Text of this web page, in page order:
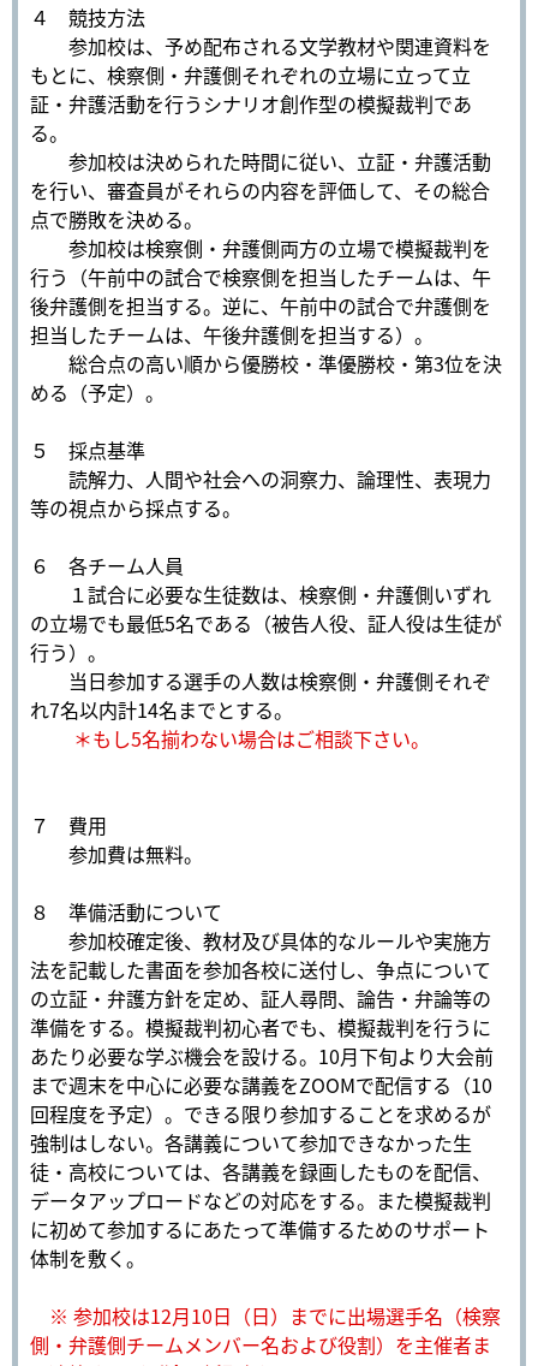
４ 競技方法
参加校は、予め配布される文学教材や関連資料を
もとに、検察側・弁護側それぞれの立場に立って立
証・弁護活動を行うシナリオ創作型の模擬裁判であ
る。
参加校は決められた時間に従い、立証・弁護活動
を行い、審査員がそれらの内容を評価して、その総合
点で勝敗を決める。
参加校は検察側・弁護側両方の立場で模擬裁判を
行う（午前中の試合で検察側を担当したチームは、午
後弁護側を担当する。逆に、午前中の試合で弁護側を
担当したチームは、午後弁護側を担当する）。
総合点の高い順から優勝校・準優勝校・第3位を決
める（予定）。
５ 採点基準
読解力、人間や社会への洞察力、論理性、表現力
等の視点から採点する。
６ 各チーム人員
１試合に必要な生徒数は、検察側・弁護側いずれ
の立場でも最低5名である（被告人役、証人役は生徒が
行う）。
当日参加する選手の人数は検察側・弁護側それぞ
れ7名以内計14名までとする。
＊もし5名揃わない場合はご相談下さい。
７ 費用
参加費は無料。
８ 準備活動について
参加校確定後、教材及び具体的なルールや実施方
法を記載した書面を参加各校に送付し、争点について
の立証・弁護方針を定め、証人尋問、論告・弁論等の
準備をする。模擬裁判初心者でも、模擬裁判を行うに
あたり必要な学ぶ機会を設ける。10月下旬より大会前
まで週末を中心に必要な講義をZOOMで配信する（10
回程度を予定）。できる限り参加することを求めるが
強制はしない。各講義について参加できなかった生
徒・高校については、各講義を録画したものを配信、
データアップロードなどの対応をする。また模擬裁判
に初めて参加するにあたって準備するためのサポート
体制を敷く。
※ 参加校は12月10日（日）までに出場選手名（検察
側・弁護側チームメンバー名および役割）を主催者ま